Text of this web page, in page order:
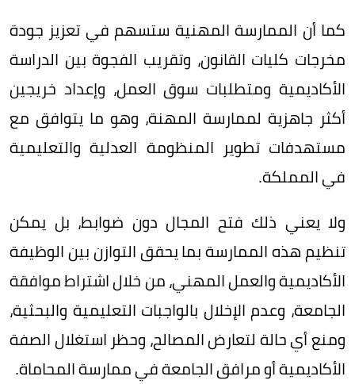
كما أن الممارسة المهنية ستسهم في تعزيز جودة
مخرجات كليات القانون، وتقريب الفجوة بين الدراسة
الأكاديمية ومتطلبات سوق العمل، وإعداد خريجين
أكثر جاهزية لممارسة المهنة، وهو ما يتوافق مع
مستهدفات تطوير المنظومة العدلية والتعليمية
في المملكة.
ولا يعني ذلك فتح المجال دون ضوابط، بل يمكن
تنظيم هذه الممارسة بما يحقق التوازن بين الوظيفة
الأكاديمية والعمل المهني، من خلال اشتراط موافقة
الجامعة، وعدم الإخلال بالواجبات التعليمية والبحثية،
ومنع أي حالة لتعارض المصالح، وحظر استغلال الصفة
الأكاديمية أو مرافق الجامعة في ممارسة المحاماة.